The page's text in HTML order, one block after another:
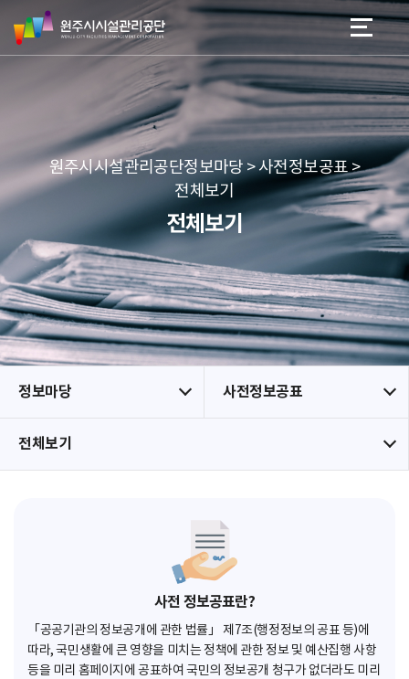
네
본문 바로가기
메뉴 바로가기
원
주
시
리
공
단
원주시시설관리공단정보마당 > 사전정보공표 >
전체보기
전체보기
정보마당 사전정보공표
전체보기
사전 정보공표란?
「공공기관의 정보공개에 관한 법률」 제7조(행정정보의 공표 등)에
따라, 국민생활에 큰 영향을 미치는 정책에 관한 정보 및 예산집행 사항
등을 미리 홈페이지에 공표하여 국민의 정보공개 청구가 없더라도 미리